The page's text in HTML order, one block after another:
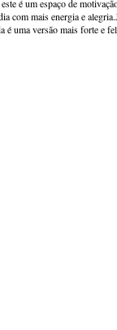
é um espaço de
com mais energia e
é uma versão mais forte e